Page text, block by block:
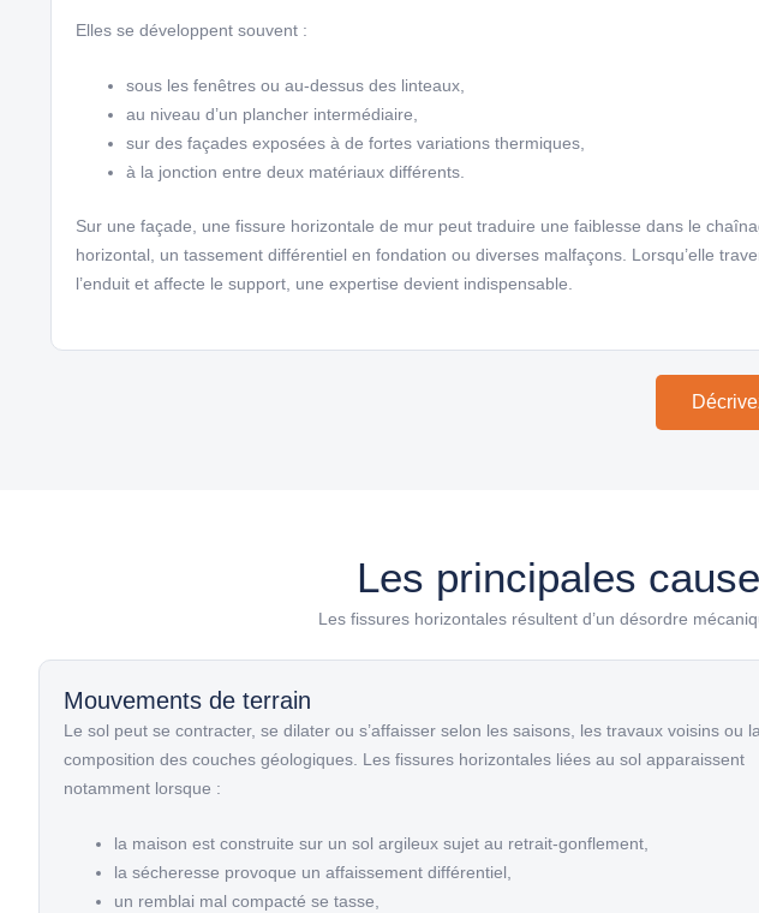
Elles se développent souvent :
sous les fenêtres ou au-dessus des linteaux,
au niveau d’un plancher intermédiaire,
sur des façades exposées à de fortes variations thermiques,
à la jonction entre deux matériaux différents.
Sur une façade, une fissure horizontale de mur peut traduire une faiblesse dans le
horizontal, un tassement différentiel en fondation ou diverses malfaçons. Lorsqu’elle
l’enduit et affecte le support, une expertise devient indispensable.
Les principales
Les fissures horizontales résultent d’un désordre
Mouvements de terrain
Le sol peut se contracter, se dilater ou s’affaisser selon les saisons, les travaux voisins ou la
composition des couches géologiques. Les fissures horizontales liées au sol apparaissent
notamment lorsque :
la maison est construite sur un sol argileux sujet au retrait-gonflement,
la sécheresse provoque un affaissement différentiel,
un remblai mal compacté se tasse,